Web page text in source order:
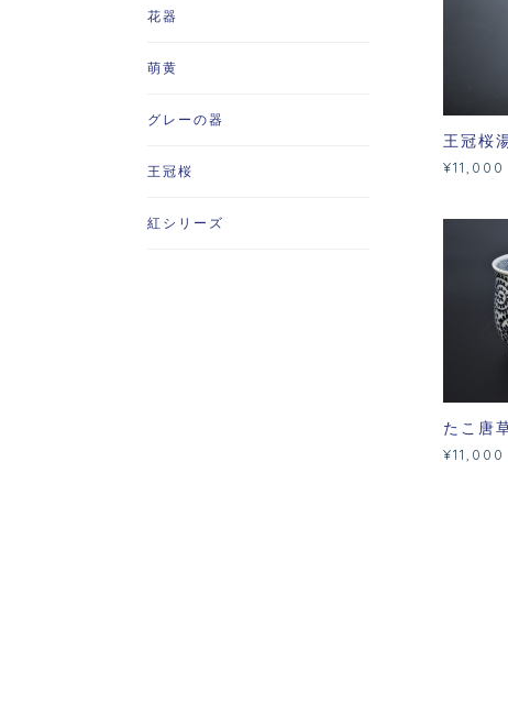
王冠桜
¥11,000
たこ唐
¥11,000
花器
萌黄
グレーの器
王冠桜
紅シリーズ